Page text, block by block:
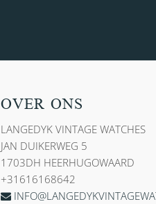
OVER ONS
LANGEDYK VINTAGE WATCHES
JAN DUIKERWEG 5
1703DH HEERHUGOWAARD
+31616168642